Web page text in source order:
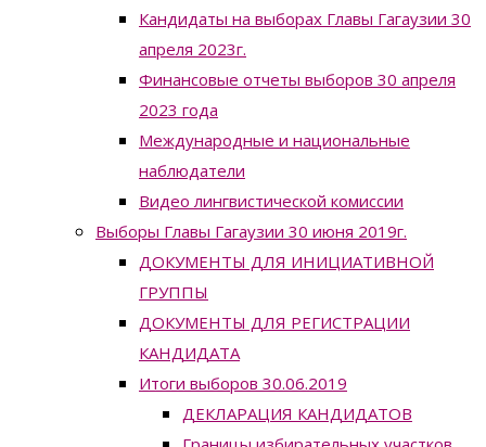
Кандидаты на выборах Главы Гагаузии 30
апреля 2023г.
Финансовые отчеты выборов 30 апреля
2023 года
Международные и национальные
наблюдатели
Видео лингвистической комиссии
Выборы Главы Гагаузии 30 июня 2019г.
ДОКУМЕНТЫ ДЛЯ ИНИЦИАТИВНОЙ
ГРУППЫ
ДОКУМЕНТЫ ДЛЯ РЕГИСТРАЦИИ
КАНДИДАТА
Итоги выборов 30.06.2019
ДЕКЛАРАЦИЯ КАНДИДАТОВ